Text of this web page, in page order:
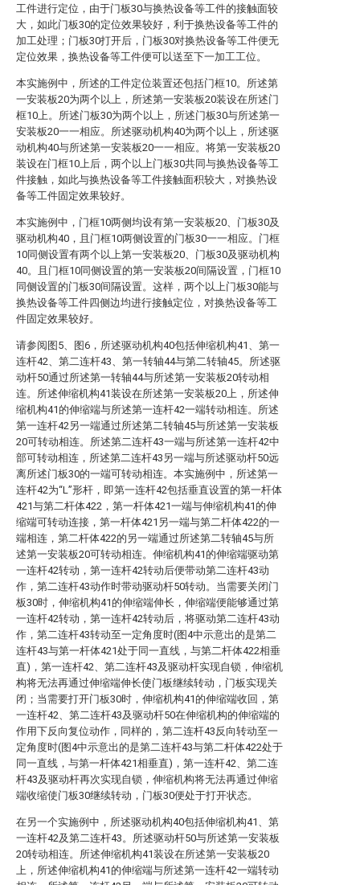
工件进行定位，由于门板30与换热设备等工件的接触面较
大，如此门板30的定位效果较好，利于换热设备等工件的
加工处理；门板30打开后，门板30对换热设备等工件便无
定位效果，换热设备等工件便可以送至下一加工工位。
本实施例中，所述的工件定位装置还包括门框10。所述第
一安装板20为两个以上，所述第一安装板20装设在所述门
框10上。所述门板30为两个以上，所述门板30与所述第一
安装板20一一相应。所述驱动机构40为两个以上，所述驱
动机构40与所述第一安装板20一一相应。将第一安装板20
装设在门框10上后，两个以上门板30共同与换热设备等工
件接触，如此与换热设备等工件接触面积较大，对换热设
备等工件固定效果较好。
本实施例中，门框10两侧均设有第一安装板20、门板30及
驱动机构40，且门框10两侧设置的门板30一一相应。门框
10同侧设置有两个以上第一安装板20、门板30及驱动机构
40。且门框10同侧设置的第一安装板20间隔设置，门框10
同侧设置的门板30间隔设置。这样，两个以上门板30能与
换热设备等工件四侧边均进行接触定位，对换热设备等工
件固定效果较好。
请参阅图5、图6，所述驱动机构40包括伸缩机构41、第一
连杆42、第二连杆43、第一转轴44与第二转轴45。所述驱
动杆50通过所述第一转轴44与所述第一安装板20转动相
连。所述伸缩机构41装设在所述第一安装板20上，所述伸
缩机构41的伸缩端与所述第一连杆42一端转动相连。所述
第一连杆42另一端通过所述第二转轴45与所述第一安装板
20可转动相连。所述第二连杆43一端与所述第一连杆42中
部可转动相连，所述第二连杆43另一端与所述驱动杆50远
离所述门板30的一端可转动相连。本实施例中，所述第一
连杆42为“L”形杆，即第一连杆42包括垂直设置的第一杆体
421与第二杆体422，第一杆体421一端与伸缩机构41的伸
缩端可转动连接，第一杆体421另一端与第二杆体422的一
端相连，第二杆体422的另一端通过所述第二转轴45与所
述第一安装板20可转动相连。伸缩机构41的伸缩端驱动第
一连杆42转动，第一连杆42转动后便带动第二连杆43动
作，第二连杆43动作时带动驱动杆50转动。当需要关闭门
板30时，伸缩机构41的伸缩端伸长，伸缩端便能够通过第
一连杆42转动，第一连杆42转动后，将驱动第二连杆43动
作，第二连杆43转动至一定角度时(图4中示意出的是第二
连杆43与第一杆体421处于同一直线，与第二杆体422相垂
直)，第一连杆42、第二连杆43及驱动杆实现自锁，伸缩机
构将无法再通过伸缩端伸长使门板继续转动，门板实现关
闭；当需要打开门板30时，伸缩机构41的伸缩端收回，第
一连杆42、第二连杆43及驱动杆50在伸缩机构的伸缩端的
作用下反向复位动作，同样的，第二连杆43反向转动至一
定角度时(图4中示意出的是第二连杆43与第二杆体422处于
同一直线，与第一杆体421相垂直)，第一连杆42、第二连
杆43及驱动杆再次实现自锁，伸缩机构将无法再通过伸缩
端收缩使门板30继续转动，门板30便处于打开状态。
在另一个实施例中，所述驱动机构40包括伸缩机构41、第
一连杆42及第二连杆43。所述驱动杆50与所述第一安装板
20转动相连。所述伸缩机构41装设在所述第一安装板20
上，所述伸缩机构41的伸缩端与所述第一连杆42一端转动